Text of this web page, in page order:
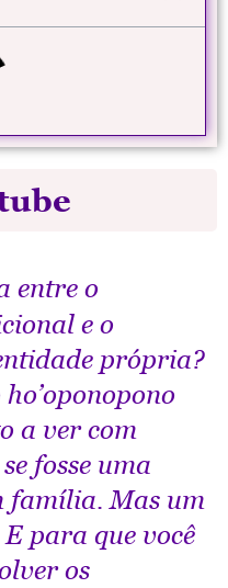
entre o
e o
própria?
a ver com
fosse uma
família. Mas um
para que você
os